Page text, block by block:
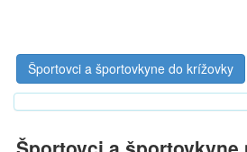
Športovci a športovkyne do krížovky